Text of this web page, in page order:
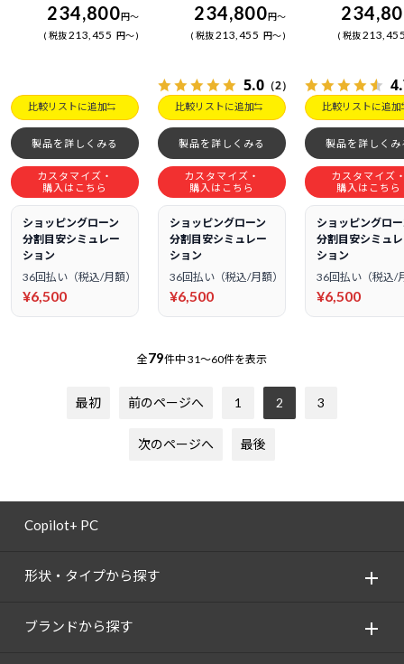
234,800円～
税抜213,455 円～
比較リストに追加
製品を詳しくみる
カスタマイズ・
購入はこちら
ショッピングローン
分割目安シミュレー
ション
36回払い（税込/月額）
¥6,500
234,800円～
税抜213,455 円～
5.0 （2）
比較リストに追加
製品を詳しくみる
カスタマイズ・
購入はこちら
ショッピングローン
分割目安シミュレー
ション
36回払い（税込/月額）
¥6,500
税抜
比較リストに追加
製品を詳しくみ
カスタマイズ
購入はこちら
ショッピングロ
分割目安シミュ
ション
36回払い（税込/
¥6,500
全79件中 31～60件を表示
最初 前のページへ 1 2 3
次のページへ 最後
Copilot+ PC
形状・タイプから探す
ブランドから探す